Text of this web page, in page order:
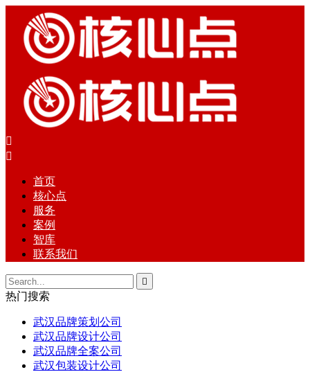


首页
核心点
服务
案例
智库
联系我们

热门搜索
武汉品牌策划公司
武汉品牌设计公司
武汉品牌全案公司
武汉包装设计公司